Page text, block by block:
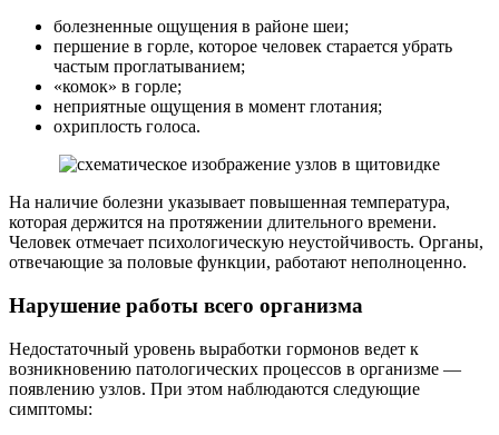
болезненные ощущения в районе шеи;
першение в горле, которое человек старается убрать
частым проглатыванием;
«комок» в горле;
неприятные ощущения в момент глотания;
охриплость голоса.
На наличие болезни указывает повышенная температура,
которая держится на протяжении длительного времени.
Человек отмечает психологическую неустойчивость. Органы,
отвечающие за половые функции, работают неполноценно.
Нарушение работы всего организма
Недостаточный уровень выработки гормонов ведет к
возникновению патологических процессов в организме —
появлению узлов. При этом наблюдаются следующие
симптомы: